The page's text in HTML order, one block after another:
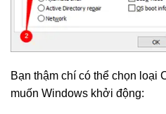
Bạn thậm chí có thể chọn loại
muốn Windows khởi động: